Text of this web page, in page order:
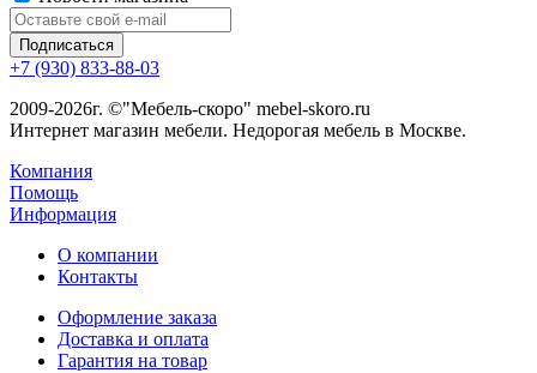
+7 (930) 833-88-03
2009-2026г. ©"Мебель-скоро" mebel-skoro.ru
Интернет магазин мебели. Недорогая мебель в Москве.
Компания
Помощь
Информация
О компании
Контакты
Оформление заказа
Доставка и оплата
Гарантия на товар